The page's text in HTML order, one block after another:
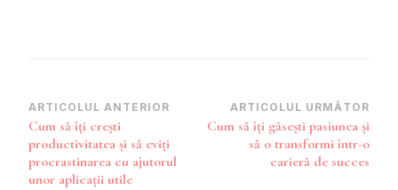
Navigare
în
articole
ARTICOLUL ANTERIOR
Cum să îți crești
productivitatea și să eviți
procrastinarea cu ajutorul
unor aplicații utile
ARTICOLUL URMĂTOR
Cum să îți găsești pasiunea și
să o transformi într-o
carieră de succes